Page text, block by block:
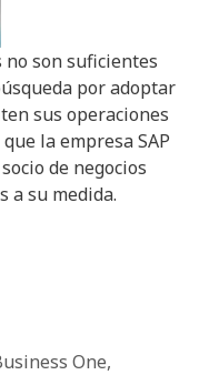
no son suficientes
por adoptar
sus operaciones
la empresa SAP
de negocios
a su medida.
One,